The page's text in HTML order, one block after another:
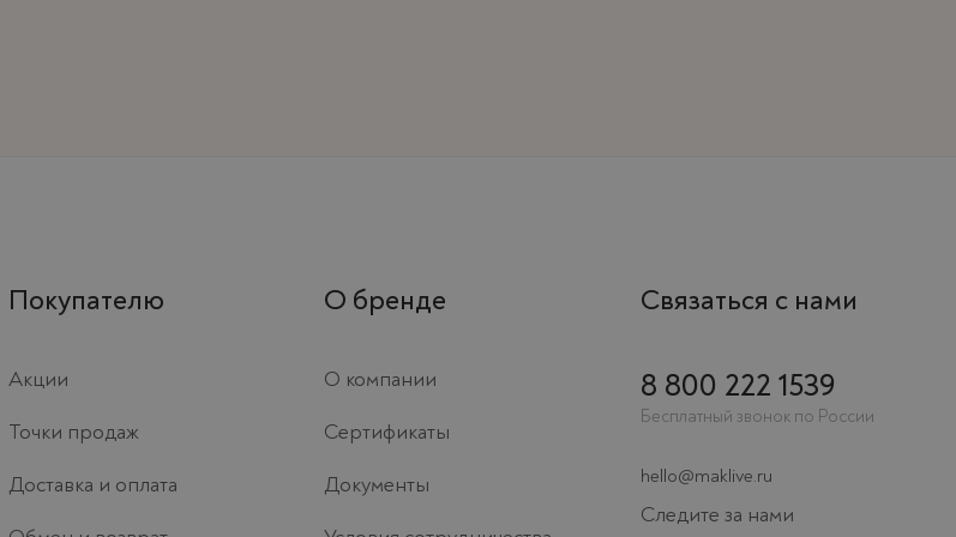
Покупателю
Акции
Точки продаж
Доставка и оплата
О бренде
О компании
Сертификаты
Документы
Связаться с нами
8 800 222 1539
Бесплатный звонок по России
hello@maklive.ru
Следите за нами